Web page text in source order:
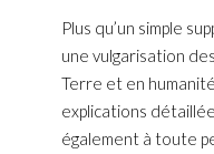
Plus qu’un simple
une vulgarisation
Terre et en
explications
également à toute